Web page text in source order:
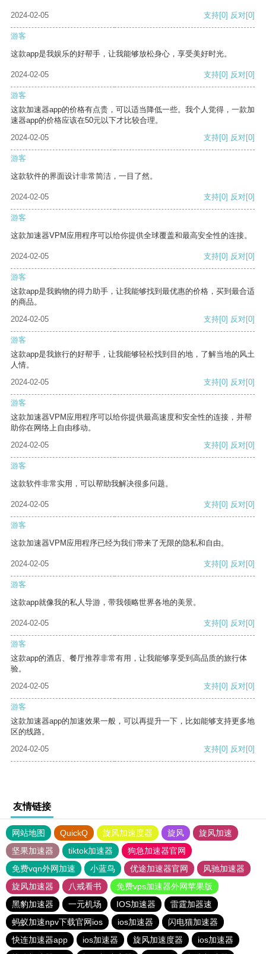
2024-02-05 支持[0] 反对[0]
游客
这款app是我娱乐的好帮手，让我能够放松身心，享受美好时光。
2024-02-05 支持[0] 反对[0]
游客
这款加速器app的价格有点贵，可以适当降低一些。我个人觉得，一款加
速器app的价格应该在50元以下才比较合理。
2024-02-05
支持[0] 反对[0]
游客
这款软件的界面设计非常简洁，一目了然。
2024-02-05 支持[0] 反对[0]
游客
这款加速器VPM应用程序可以给你提供全球覆盖和最高安全性的连接。
2024-02-05 支持[0] 反对[0]
游客
这款app是我购物的得力助手，让我能够找到最优惠的价格，买到最合适
的商品。
2024-02-05
支持[0] 反对[0]
游客
这款app是我旅行的好帮手，让我能够轻松找到目的地，了解当地的风土
人情。
2024-02-05
支持[0] 反对[0]
游客
这款加速器VPM应用程序可以给你提供最高速度和安全性的连接，并帮
助你在网络上自由移动。
2024-02-05
支持[0] 反对[0]
游客
这款软件非常实用，可以帮助我解决很多问题。
2024-02-05 支持[0] 反对[0]
游客
这款加速器VPM应用程序已经为我们带来了无限的隐私和自由。
2024-02-05 支持[0] 反对[0]
游客
这款app就像我的私人导游，带我领略世界各地的美景。
2024-02-05 支持[0] 反对[0]
游客
这款app的酒店、餐厅推荐非常有用，让我能够享受到高品质的旅行体
验。
2024-02-05
支持[0] 反对[0]
游客
这款加速器app的加速效果一般，可以再提升一下，比如能够支持更多地
区的线路。
2024-02-05
支持[0] 反对[0]
友情链接
网站地图 QuickQ 旋风加速度器 旋风
旋风加速
坚果加速器
tiktok加速器
狗急加速器官网
免费vqn外网加速
小蓝鸟 优途加速器官网
风驰加速器
旋风加速器
八戒看书
免费vps加速器外网苹果版
黑豹加速器
一元机场 IOS加速器
雷霆加器速
蚂蚁加速npv下载官网ios
ios加速器
闪电猫加速器
快连加速器app
ios加速器 旋风加速度器
ios加速器